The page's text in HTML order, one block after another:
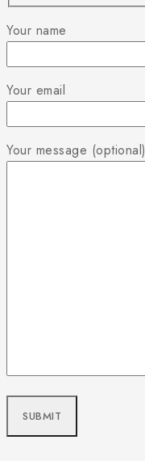
Your name
Your email
Your message (optional)